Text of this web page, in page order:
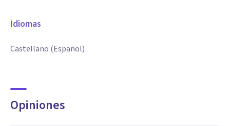
Idiomas
Castellano (Español)
Opiniones